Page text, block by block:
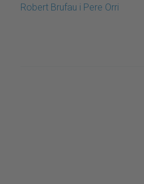
Robert Brufau i Pere Orri